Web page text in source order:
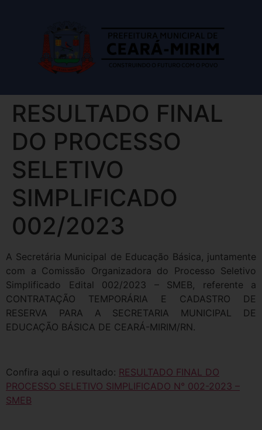
RESULTADO FINAL
DO PROCESSO
SELETIVO
SIMPLIFICADO
002/2023
A Secretária Municipal de Educação Básica, juntamente
com a Comissão Organizadora do Processo Seletivo
Simplificado Edital 002/2023 – SMEB, referente a
CONTRATAÇÃO TEMPORÁRIA E CADASTRO DE
RESERVA PARA A SECRETARIA MUNICIPAL DE
EDUCAÇÃO BÁSICA DE CEARÁ-MIRIM/RN.
Confira aqui o resultado: RESULTADO FINAL DO
PROCESSO SELETIVO SIMPLIFICADO N° 002-2023 –
SMEB